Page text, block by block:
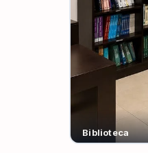
Biblioteca